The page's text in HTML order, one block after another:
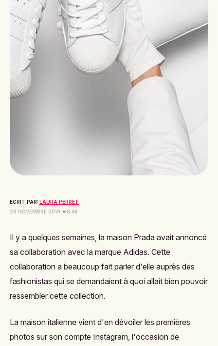
ECRIT PAR: LAURA PERRET
26 NOVEMBRE 2019
18:48
Il y a quelques semaines, la maison Prada avait annoncé
sa collaboration avec la marque Adidas. Cette
collaboration a beaucoup fait parler d'elle auprès des
fashionistas qui se demandaient à quoi allait bien pouvoir
ressembler cette collection.
La maison italienne vient d'en dévoiler les premières
photos sur son compte Instagram, l'occasion de